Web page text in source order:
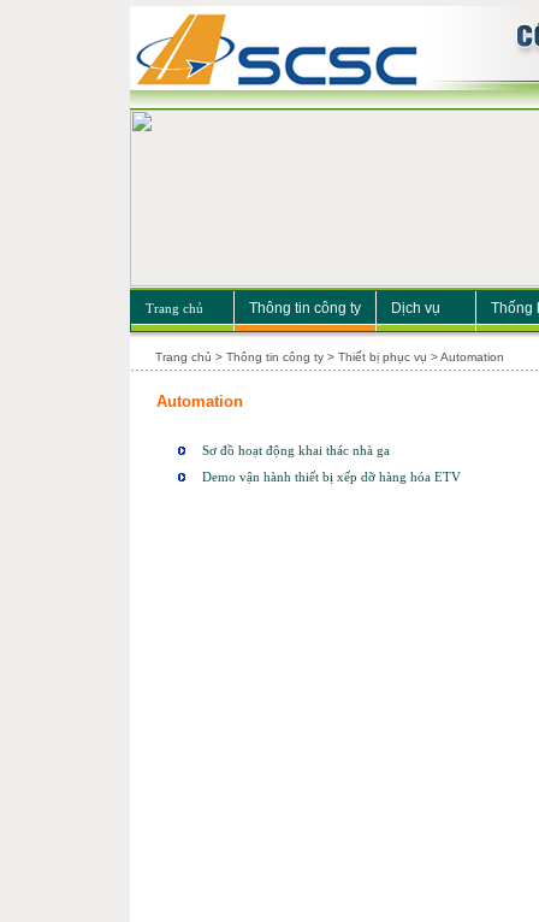
Trang chủ Thông tin công ty Dịch vụ Thống
Trang chủ > Thông tin công ty> Thiết bị phục vụ >Automation
Automation
Sơ đồ hoạt động khai thác nhà ga
Demo vận hành thiết bị xếp dỡ hàng hóa ETV